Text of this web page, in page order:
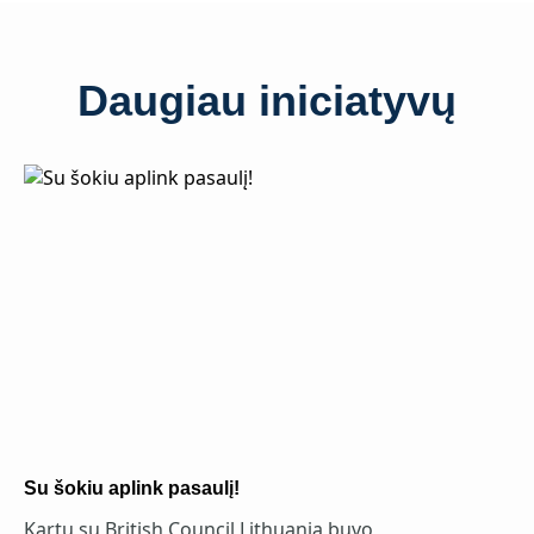
Daugiau iniciatyvų
Su šokiu aplink pasaulį!